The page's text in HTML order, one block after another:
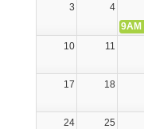
3
4
9AM
10
11
17 18
24 25